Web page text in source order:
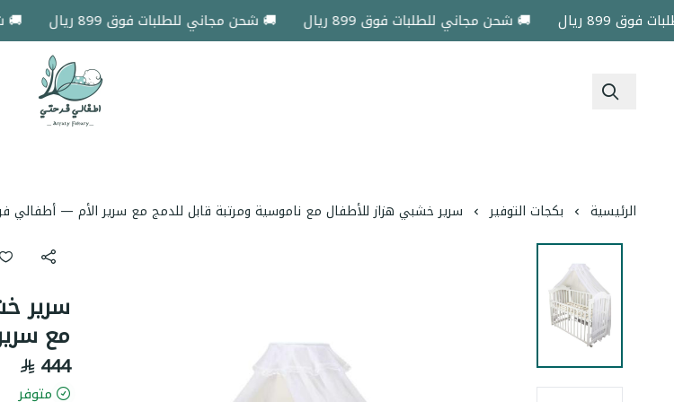
ريال 🚚 شحن مجاني للطلبات فوق 899 ريال 🚚 شحن مجاني للطلبات فوق 899 ريال 🚚
اطفالي فرحتي
الرئيسية بكجات التوفير سرير خشبي هزاز للأطفال مع ناموسية ومرتبة قابل للدمج مع سرير الأم — أطفالي
سرير
مع
444
متوفر